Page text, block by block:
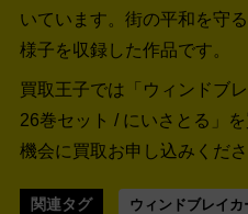
いています。街の平和を守
様子を収録した作品です。
買取王子では「ウィンドブ
26巻セット / にいさとる」
機会に買取お申し込みくださ
関連タグ ウィンドブレイカ